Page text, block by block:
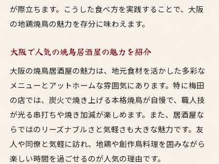
が際立ちます。こうした食べ方を実践することで、大阪
の地鶏焼鳥の魅力を存分に味わえます。
大阪で人気の焼鳥居酒屋の魅力を紹介
大阪の焼鳥居酒屋の魅力は、地元食材を活かした多彩な
メニューとアットホームな雰囲気にあります。特に梅田
の店では、炭火で焼き上げる本格焼鳥が自慢で、職人技
が光る串打ちや焼き加減が楽しめます。また、居酒屋な
らではのリーズナブルさと気軽さも大きな魅力です。友
人や同僚と気軽に訪れ、地鶏や創作鳥料理を囲みながら
楽しい時間を過ごせるのが人気の理由です。